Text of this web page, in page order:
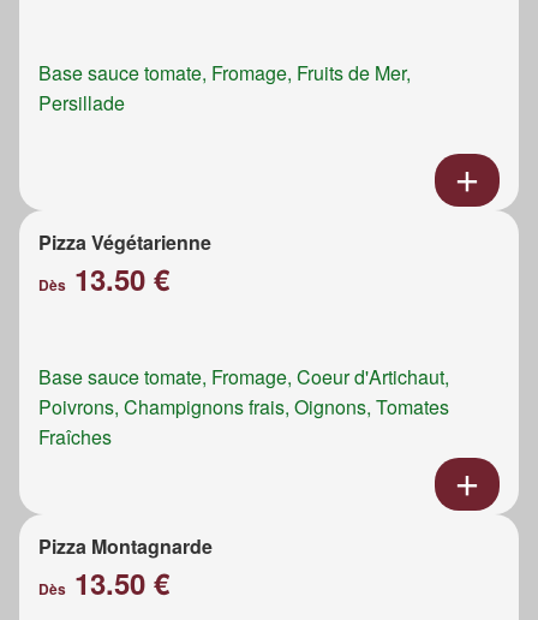
Base sauce tomate, Fromage, Fruits de Mer,
Persillade
Pizza Végétarienne
Dès 13.50 €
Base sauce tomate, Fromage, Coeur d'Artichaut,
Poivrons, Champignons frais, Oignons, Tomates
Fraîches
Pizza Montagnarde
Dès 13.50 €